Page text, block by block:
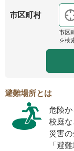
市区町村
市区
を検
避難場所とは
危険
校庭な
災害
「避